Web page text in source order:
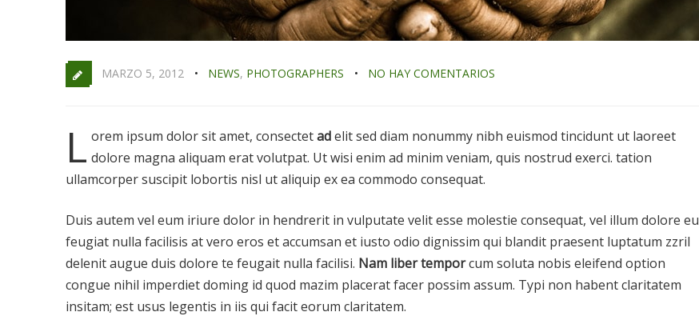
MARZO 5, 2012 NEWS, PHOTOGRAPHERS NO HAY COMENTARIOS
L orem ipsum dolor sit amet, consectetadelit sed diam nonummy nibh euismod tincidunt ut laoreet
dolore magna aliquam erat volutpat. Ut wisi enim ad minim veniam, quis nostrud exerci. tation
ullamcorper suscipit lobortis nisl ut aliquip ex ea commodo consequat.
Duis autem vel eum iriure dolor in hendrerit in vulputate velit esse molestie consequat, vel illum dolore eu
feugiat nulla facilisis at vero eros et accumsan et iusto odio dignissim qui blandit praesent luptatum zzril
delenit augue duis dolore te feugait nulla facilisi. Nam liber temporcum soluta nobis eleifend option
congue nihil imperdiet doming id quod mazim placerat facer possim assum. Typi non habent claritatem
insitam; est usus legentis in iis qui facit eorum claritatem.